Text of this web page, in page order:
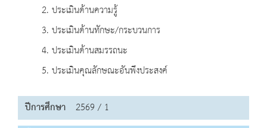
2. ประเมินด้านความรู้
3. ประเมินด้านทักษะ/กระบวนการ
4. ประเมินด้านสมรรถนะ
5. ประเมินคุณลักษณะอันพึงประสงค์
ปีการศึกษา 2569 / 1